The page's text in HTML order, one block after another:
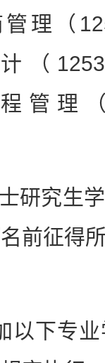
管理（
（
管理
究生学
前征得
下专业